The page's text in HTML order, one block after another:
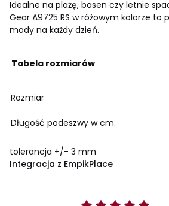
Idealne na plażę, basen czy letnie
Gear A9725 RS w różowym kolorze to
mody na każdy dzień.
Tabela rozmiarów
Rozmiar
Długość podeszwy w cm.
tolerancja +/- 3 mm
Integracja z EmpikPlace